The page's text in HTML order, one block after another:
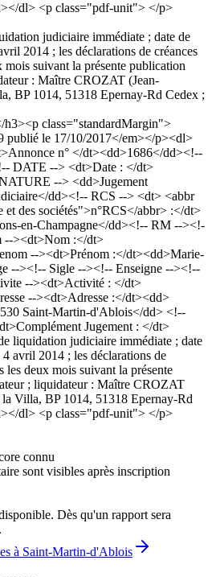
dl> <p class="pdf-unit"> </p>
judiciaire immédiate ; date de
2014 ; les déclarations de créances
mois suivant la présente publication
: Maître CROZAT (Jean-
BP 1014, 51318 Epernay-Rd Cedex ;
h3><p class="standardMargin">
publié le 17/10/2017</em></p><dl>
n° </dt><dd>1686</dd><!--
DATE --> <dt>Date : </dt>
--> <dd>Jugement
dd><!-- RCS --> <dt> <abbr
des sociétés">n°RCS</abbr> :</dt>
en-Champagne</dd><!-- RM --><!-
--><dt>Nom :</dt>
--><dt>Prénom :</dt><dd>Marie-
--><!-- Sigle --><!-- Enseigne --><!--
--><dt>Activité : </dt>
--><dt>Adresse :</dt><dd>
Saint-Martin-d'Ablois</dd> <!--
Jugement : </dt>
liquidation judiciaire immédiate ; date
4 avril 2014 ; les déclarations de
les deux mois suivant la présente
; liquidateur : Maître CROZAT
Villa, BP 1014, 51318 Epernay-Rd
dl> <p class="pdf-unit"> </p>
connu
sont visibles après inscription
Dès qu'un rapport sera
à Saint-Martin-d'Ablois